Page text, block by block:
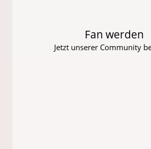
Fan werden
Jetzt unserer Community